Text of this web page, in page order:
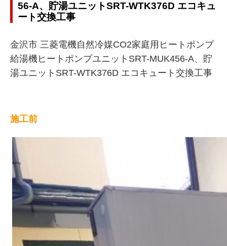
56-A、貯湯ユニットSRT-WTK376D エコキュ
ート交換工事
金沢市 三菱電機自然冷媒CO2家庭用ヒートポンプ
給湯機ヒートポンプユニットSRT-MUK456-A、貯
湯ユニットSRT-WTK376D エコキュート交換工事
施工前